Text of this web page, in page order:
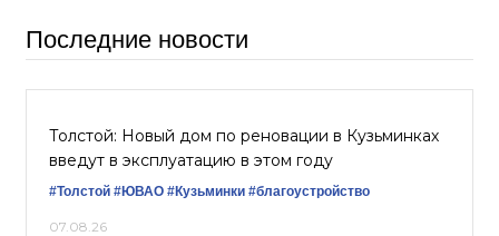
Последние новости
Толстой: Новый дом по реновации в Кузьминках
введут в эксплуатацию в этом году
#Толстой #ЮВАО #Кузьминки #благоустройство
07.08.26